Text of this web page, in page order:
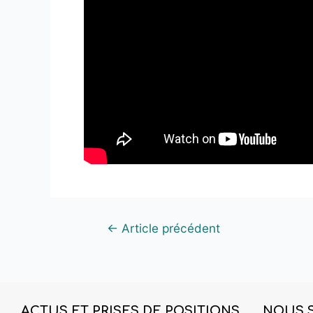
← Article précédent